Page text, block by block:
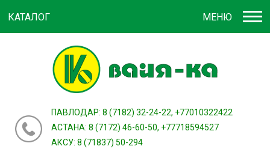
зарегистрироваться
ПАВЛОДАР: 8 (7182) 32-24-22, +77010322422
АСТАНА: 8 (7172) 46-60-50, +77718594527
АКСУ: 8 (71837) 50-294
МЕНЮ
КАТАЛОГ